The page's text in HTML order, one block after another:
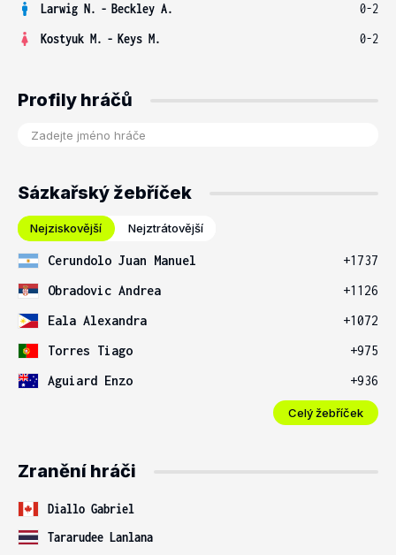
Larwig N. - Beckley A.
0-2
Kostyuk M. - Keys M. 0-2
Profily hráčů
Sázkařský žebříček
Nejziskovější Nejztrátovější
Cerundolo Juan Manuel
+1737
Obradovic Andrea
+1126
Eala Alexandra
+1072
Torres Tiago
+975
Aguiard Enzo
+936
Celý žebříček
Zranění hráči
Diallo Gabriel
Tararudee Lanlana